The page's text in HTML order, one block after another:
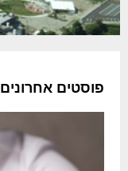
פוסטים אחרונים